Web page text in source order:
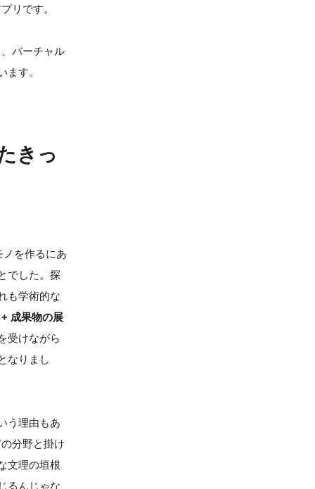
リです。
バーチャル
す。
きっ
を作るにあ
でした。探
も学術的な
成果物の展
受けながら
なりまし
う理由もあ
分野と掛け
文理の垣根
るんじゃな